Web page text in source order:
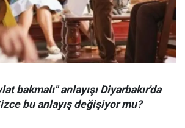
bakmalı" anlayışı Diyarbakır'da
bu anlayış değişiyor mu?